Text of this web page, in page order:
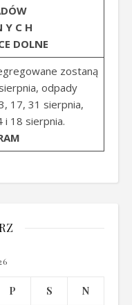
Y C H
DOLNE
zostaną
odpady
17, 31 sierpnia,
18 sierpnia.
P S N